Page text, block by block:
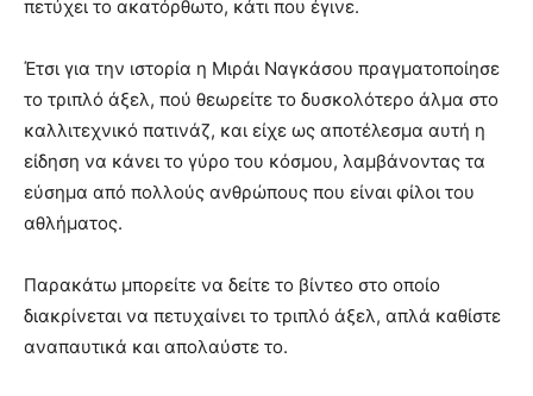
πετύχει το ακατόρθωτο, κάτι που έγινε.
Έτσι για την ιστορία η Μιράι Ναγκάσου πραγματοποίησε
το τριπλό άξελ, πού θεωρείτε το δυσκολότερο άλμα στο
καλλιτεχνικό πατινάζ, και είχε ως αποτέλεσμα αυτή η
είδηση να κάνει το γύρο του κόσμου, λαμβάνοντας τα
εύσημα από πολλούς ανθρώπους που είναι φίλοι του
αθλήματος.
Παρακάτω μπορείτε να δείτε το βίντεο στο οποίο
διακρίνεται να πετυχαίνει το τριπλό άξελ, απλά καθίστε
αναπαυτικά και απολαύστε το.